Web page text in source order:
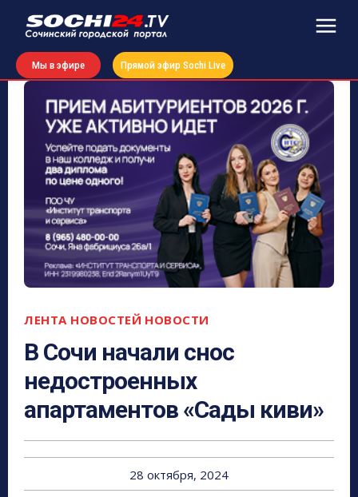
Мы в эфире Прямой эфир Sochi Live
ЛЕНТА НОВОСТЕЙ НОВОСТИ
В Сочи начали снос
недостроенных
апартаментов «Сады киви»
28 октября, 2024